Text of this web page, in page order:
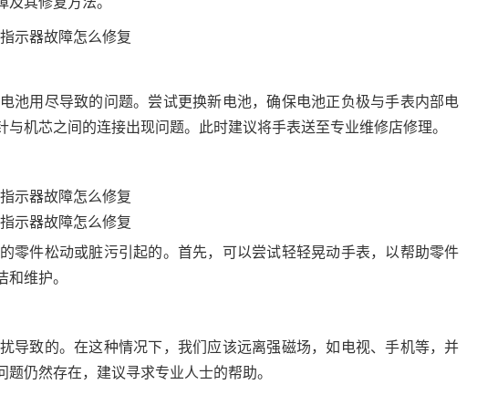
池用尽导致的问题。尝试更换新电池，确保电池正负极与手表内部电
机芯之间的连接出现问题。此时建议将手表送至专业维修店修理。
零件松动或脏污引起的。首先，可以尝试轻轻晃动手表，以帮助零件
维护。
导致的。在这种情况下，我们应该远离强磁场，如电视、手机等，并
仍然存在，建议寻求专业人士的帮助。